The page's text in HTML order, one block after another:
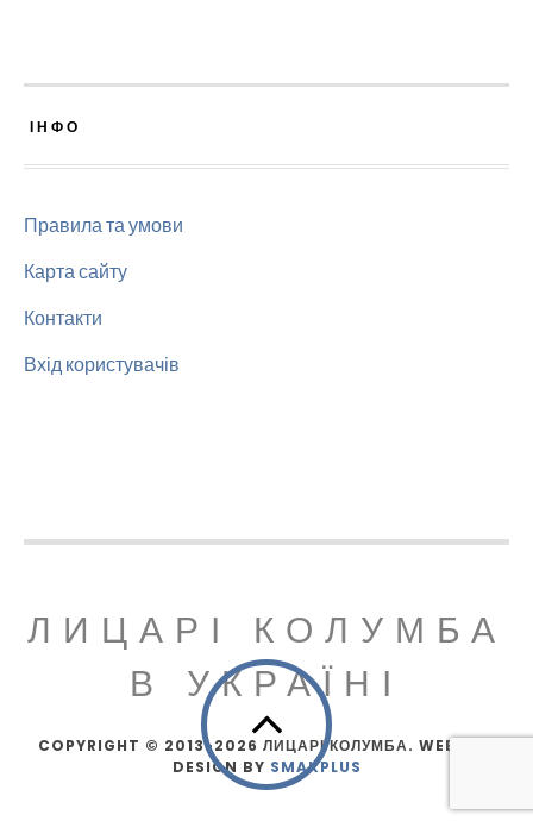
ІНФО
Правила та умови
Карта сайту
Контакти
Вхід користувачів
ЛИЦАРІ КОЛУМБА
В УКРАЇНІ
COPYRIGHT © 2013-2026 ЛИЦАРІ КОЛУМБА. WEBSITE
DESIGN BY SMAKPLUS